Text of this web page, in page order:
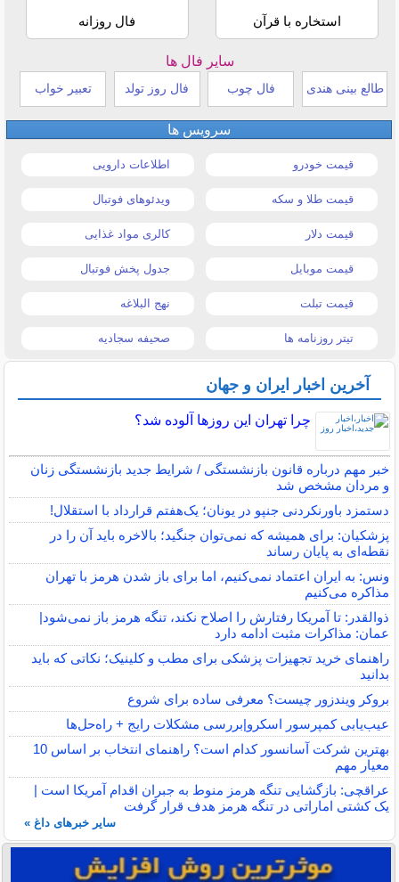
استخاره با قرآن فال روزانه
سایر فال ها
طالع بینی هندی فال چوب فال روز تولد تعبیر خواب
سرویس ها
قیمت خودرو اطلاعات دارویی
قیمت طلا و سکه ویدئوهای فوتبال
قیمت دلار کالری مواد غذایی
قیمت موبایل جدول پخش فوتبال
قیمت تبلت نهج البلاغه
تیتر روزنامه ها صحیفه سجادیه
آخرین اخبار ایران و جهان
چرا تهران این روزها آلوده شد؟
خبر مهم درباره قانون بازنشستگی / شرایط جدید بازنشستگی زنان
و مردان مشخص شد
دستمزد باورنکردنی جنپو در یونان؛ یک‌هفتم قرارداد با استقلال!
پزشکیان: برای همیشه که نمی‌توان جنگید؛ بالاخره باید آن را در
نقطه‌ای به پایان رساند
ونس: به ایران اعتماد نمی‌کنیم، اما برای باز شدن هرمز با تهران
مذاکره می‌کنیم
ذوالقدر: تا آمریکا رفتارش را اصلاح نکند، تنگه هرمز باز نمی‌شود|
عمان: مذاکرات مثبت ادامه دارد
راهنمای خرید تجهیزات پزشکی برای مطب و کلینیک؛ نکاتی که باید
بدانید
بروکر ویندزور چیست؟ معرفی ساده برای شروع
عیب‌یابی کمپرسور اسکرو|بررسی مشکلات رایج + راه‌حل‌ها
بهترین شرکت آسانسور کدام است؟ راهنمای انتخاب بر اساس 10
معیار مهم
عراقچی: بازگشایی تنگه هرمز منوط به جبران اقدام آمریکا است |
یک کشتی اماراتی در تنگه هرمز هدف قرار گرفت
سایر خبرهای داغ »